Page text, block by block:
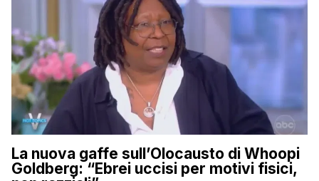
La nuova gaffe sull’Olocausto di Whoopi
Goldberg: “Ebrei uccisi per motivi fisici,